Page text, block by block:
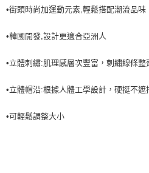
•街頭時尚加運動元素,輕鬆搭配潮流品味
•韓國開發,設計更適合亞洲人
•立體刺繡:肌理感層次豐富，刺繡線條
•立體帽沿:根據人體工學設計，硬挺不
•可輕鬆調整大小